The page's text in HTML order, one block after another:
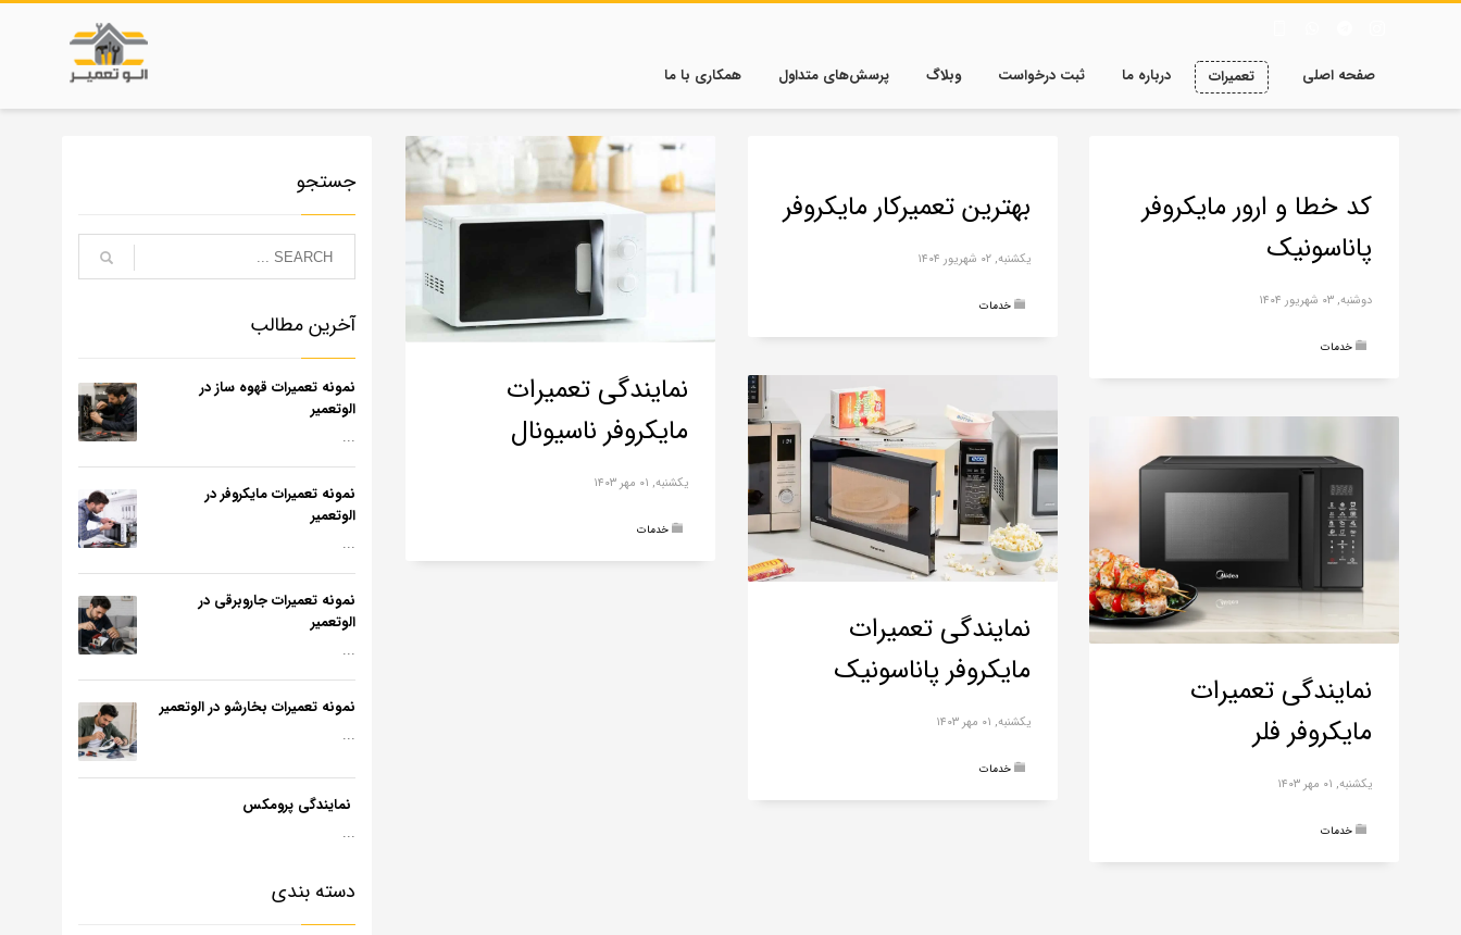
صفحه اصلی تعمیرات درباره ما ثبت درخواست وبلاگ پرسش‌های متداول همکاری با ما
کد خطا و ارور مایکروفر
پاناسونیک
دوشنبه, ۰۳ شهریور ۱۴۰۴
خدمات
بهترین تعمیرکار مایکروفر
یکشنبه, ۰۲ شهریور ۱۴۰۴
خدمات
نمایندگی تعمیرات
مایکروفر ناسیونال
یکشنبه, ۰۱ مهر ۱۴۰۳
خدمات
نمایندگی تعمیرات
مایکروفر پاناسونیک
یکشنبه, ۰۱ مهر ۱۴۰۳
خدمات
نمایندگی تعمیرات
مایکروفر فلر
یکشنبه, ۰۱ مهر ۱۴۰۳
خدمات
جستجو
آخرین مطالب
نمونه تعمیرات قهوه ساز در
الوتعمیر
...
نمونه تعمیرات مایکروفر در
الوتعمیر
...
نمونه تعمیرات جاروبرقی در
الوتعمیر
...
نمونه تعمیرات بخارشو در الوتعمیر
...
نمایندگی پرومکس
...
دسته بندی